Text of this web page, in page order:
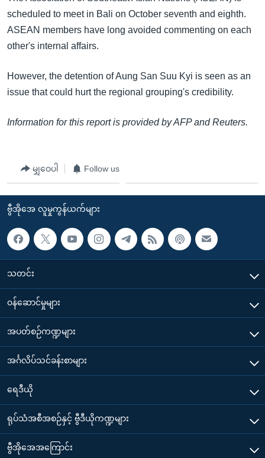
ကြည့်
ရန်
ရှာဖွေ
နေရာ
သို့
ရန်
ဘာသာစကားများ
scheduled to meet in Bali on October seventh and eighth.
ASEAN members have long avoided commenting on each
other's internal affairs.
However, the detention of Aung San Suu Kyi is seen as an
issue that could hurt the regional grouping's credibility.
Information for this report is provided by AFP and Reuters.
မျှဝေပါ Follow us
ဗွီအိုအေ လူမှုကွန်ယက်များ
သတင်း
၀န်ဆောင်မှုများ
အပတ်စဉ်ကဏ္ဍများ
အင်္ဂလိပ်သင်ခန်းစာများ
ရေဒီယို
ရုပ်သံအစီအစဉ်နှင့် ဗွီဒီယိုကဏ္ဍများ
ဗွီအိုအေအကြောင်း